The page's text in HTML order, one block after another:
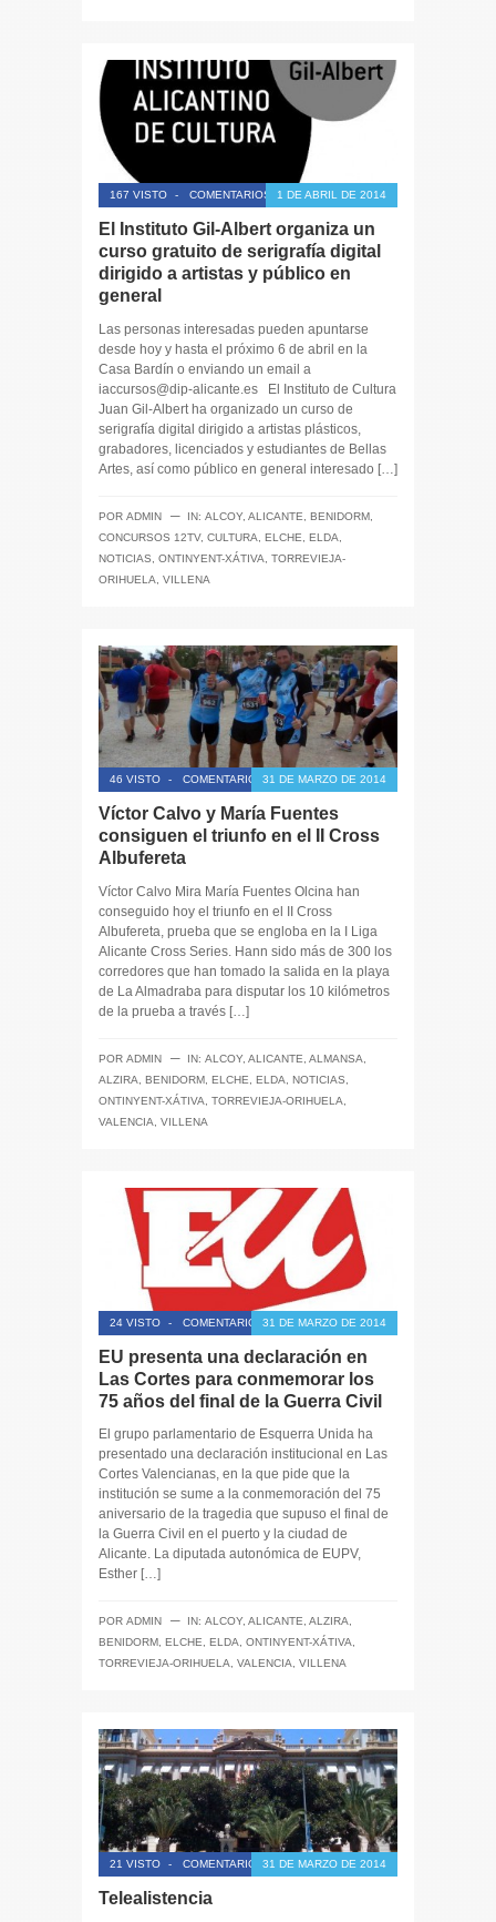
167 VISTO - COMENTARIOS CERRADOS1 DE ABRIL DE 2014
El Instituto Gil-Albert organiza un
curso gratuito de serigrafía digital
dirigido a artistas y público en
general
Las personas interesadas pueden apuntarse
desde hoy y hasta el próximo 6 de abril en la
Casa Bardín o enviando un email a
iaccursos@dip-alicante.es El Instituto de Cultura
Juan Gil-Albert ha organizado un curso de
serigrafía digital dirigido a artistas plásticos,
grabadores, licenciados y estudiantes de Bellas
Artes, así como público en general interesado […]
POR ADMIN ─ IN: ALCOY, ALICANTE BENIDORM
CONCURSOS 12TV, CULTURA ELCHE ELDA
NOTICIAS
ONTINYENT-XÁTIVA
TORREVIEJA-
ORIHUELA
VILLENA
46 VISTO - COMENTARIOS CERRADOS
31 DE MARZO DE 2014
Víctor Calvo y María Fuentes
consiguen el triunfo en el II Cross
Albufereta
Víctor Calvo Mira María Fuentes Olcina han
conseguido hoy el triunfo en el II Cross
Albufereta, prueba que se engloba en la I Liga
Alicante Cross Series. Hann sido más de 300 los
corredores que han tomado la salida en la playa
de La Almadraba para disputar los 10 kilómetros
de la prueba a través […]
POR ADMIN ─ IN: ALCOY, ALICANTE ALMANSA
ALZIRA
BENIDORM ELCHE ELDA NOTICIAS
ONTINYENT-XÁTIVA
TORREVIEJA-ORIHUELA
VALENCIA
VILLENA
24 VISTO - COMENTARIOS CERRADOS
31 DE MARZO DE 2014
EU presenta una declaración en
Las Cortes para conmemorar los
75 años del final de la Guerra Civil
El grupo parlamentario de Esquerra Unida ha
presentado una declaración institucional en Las
Cortes Valencianas, en la que pide que la
institución se sume a la conmemoración del 75
aniversario de la tragedia que supuso el final de
la Guerra Civil en el puerto y la ciudad de
Alicante. La diputada autonómica de EUPV,
Esther […]
POR ADMIN ─ IN: ALCOY, ALICANTE, ALZIRA,
BENIDORM, ELCHE, ELDA, ONTINYENT-XÁTIVA,
TORREVIEJA-ORIHUELA, VALENCIA, VILLENA
21 VISTO - COMENTARIOS CERRADOS
31 DE MARZO DE 2014
Telealistencia